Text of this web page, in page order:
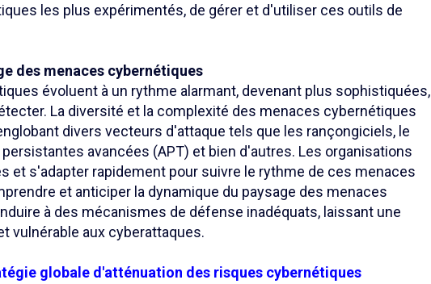
les plus expérimentés, de gérer et d'utiliser ces outils de
des menaces cybernétiques
évoluent à un rythme alarmant, devenant plus sophistiquées,
La diversité et la complexité des menaces cybernétiques
divers vecteurs d'attaque tels que les rançongiciels, le
avancées (APT) et bien d'autres. Les organisations
et s'adapter rapidement pour suivre le rythme de ces menaces
et anticiper la dynamique du paysage des menaces
à des mécanismes de défense inadéquats, laissant une
vulnérable aux cyberattaques.
globale d'atténuation des risques cybernétiques